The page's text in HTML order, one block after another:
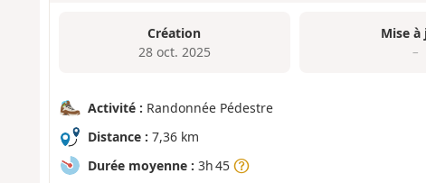
Création
28 oct. 2025
Mise à
–
Activité : Randonnée Pédestre
Distance : 7,36 km
Durée moyenne : 3h 45